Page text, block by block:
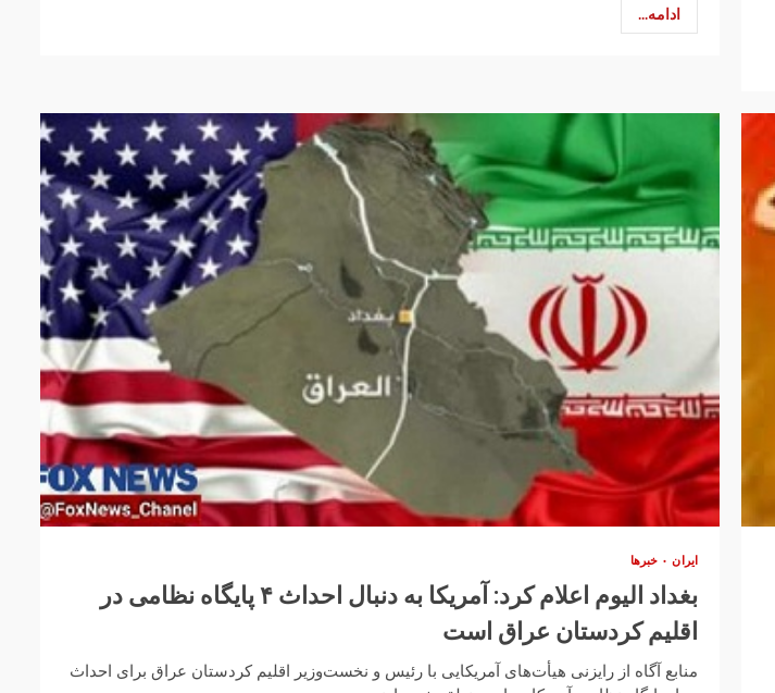
ادامه...
ایران خبرها
بغداد الیوم اعلام کرد: آمریکا به دنبال احداث ۴ پایگاه نظامی در
اقلیم کردستان عراق است
منابع آگاه از رایزنی هیأت‌های آمریکایی با رئیس و نخست‌وزیر اقلیم کردستان عراق برای احداث